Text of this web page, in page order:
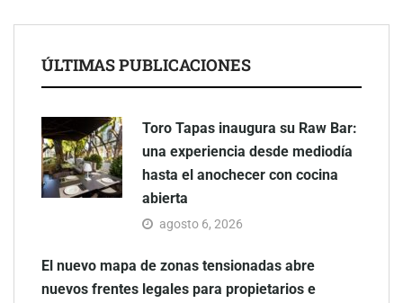
ÚLTIMAS PUBLICACIONES
Toro Tapas inaugura su Raw Bar:
una experiencia desde mediodía
hasta el anochecer con cocina
abierta
agosto 6, 2026
El nuevo mapa de zonas tensionadas abre
nuevos frentes legales para propietarios e